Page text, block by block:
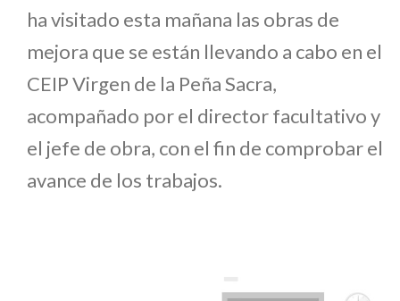
ha visitado esta mañana las obras de
mejora que se están llevando a cabo en el
CEIP Virgen de la Peña Sacra,
acompañado por el director facultativo y
el jefe de obra, con el fin de comprobar el
avance de los trabajos.